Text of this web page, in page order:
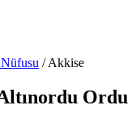
Nüfusu /Akkise
Ordu